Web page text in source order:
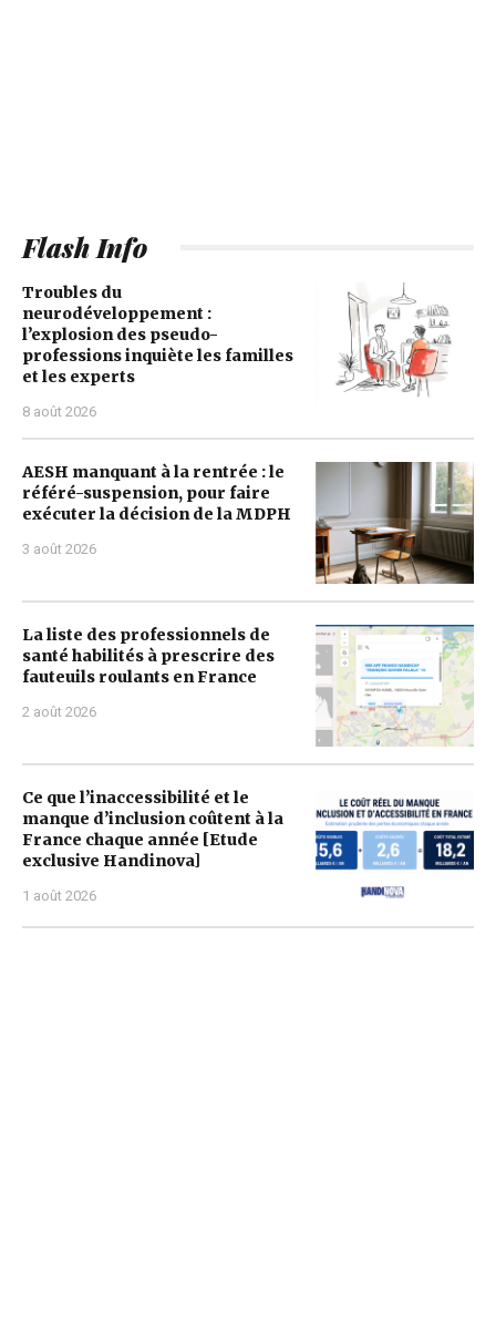
Flash Info
Troubles du
neurodéveloppement :
l’explosion des pseudo-
professions inquiète les familles
et les experts
8 août 2026
AESH manquant à la rentrée : le
référé-suspension, pour faire
exécuter la décision de la MDPH
3 août 2026
La liste des professionnels de
santé habilités à prescrire des
fauteuils roulants en France
2 août 2026
Ce que l’inaccessibilité et le
manque d’inclusion coûtent à la
France chaque année [Etude
exclusive Handinova]
1 août 2026